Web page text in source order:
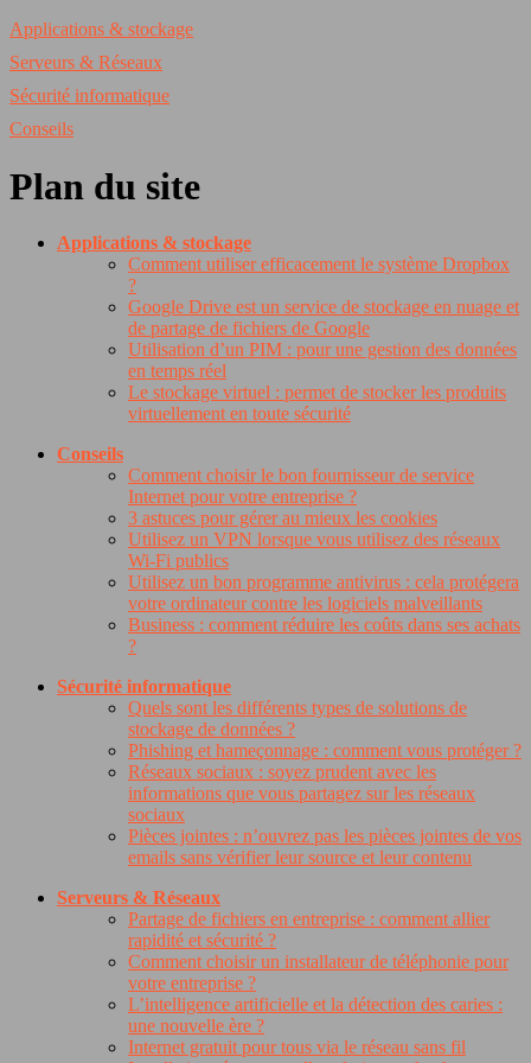
Applications & stockage
Serveurs & Réseaux
Sécurité informatique
Conseils
Plan du site
Applications & stockage
Comment utiliser efficacement le système Dropbox
?
Google Drive est un service de stockage en nuage et
de partage de fichiers de Google
Utilisation d’un PIM : pour une gestion des données
en temps réel
Le stockage virtuel : permet de stocker les produits
virtuellement en toute sécurité
Conseils
Comment choisir le bon fournisseur de service
Internet pour votre entreprise ?
3 astuces pour gérer au mieux les cookies
Utilisez un VPN lorsque vous utilisez des réseaux
Wi-Fi publics
Utilisez un bon programme antivirus : cela protégera
votre ordinateur contre les logiciels malveillants
Business : comment réduire les coûts dans ses achats
?
Sécurité informatique
Quels sont les différents types de solutions de
stockage de données ?
Phishing et hameçonnage : comment vous protéger ?
Réseaux sociaux : soyez prudent avec les
informations que vous partagez sur les réseaux
sociaux
Pièces jointes : n’ouvrez pas les pièces jointes de vos
emails sans vérifier leur source et leur contenu
Serveurs & Réseaux
Partage de fichiers en entreprise : comment allier
rapidité et sécurité ?
Comment choisir un installateur de téléphonie pour
votre entreprise ?
L’intelligence artificielle et la détection des caries :
une nouvelle ère ?
Internet gratuit pour tous via le réseau sans fil